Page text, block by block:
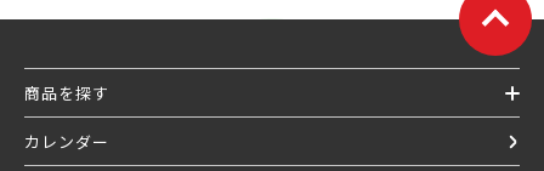
商品を探す
カレンダー